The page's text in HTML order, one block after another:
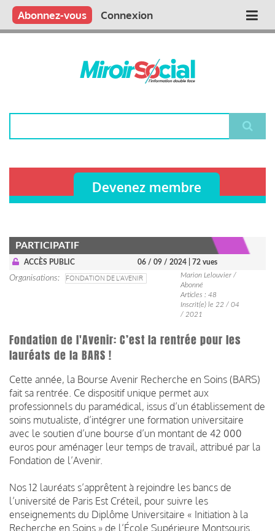
Aller
contenu
Main
Qui sommes nous ?
Vous publiez
Nous publions
Contactez-nous
Abonnez-vous Connexion
Devenez membre
PARTICIPATIF
ACCÈS PUBLIC 06 / 09 / 2024 | 72 vues
Organisations FONDATION DE L'AVENIR
Marion Lelouvier /
Abonné
Articles : 48
Inscrit(e) le 22 / 04
/ 2021
Fondation de l'Avenir: C’est la rentrée pour les
lauréats de la BARS !
Cette année, la Bourse Avenir Recherche en Soins (BARS)
fait sa rentrée. Ce dispositif unique permet aux
professionnels du paramédical, issus d’un établissement de
soins mutualiste, d’intégrer une formation universitaire
avec le soutien d’une bourse d’un montant de 42 000
euros pour aménager leur temps de travail, attribué par la
Fondation de l’Avenir.
Nos 12 lauréats s’apprêtent à rejoindre les bancs de
l’université de Paris Est Créteil, pour suivre les
enseignements du Diplôme Universitaire « Initiation à la
Recherche en Soins » de l’École Supérieure Montsouris.